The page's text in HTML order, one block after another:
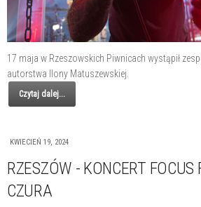
17 maja w Rzeszowskich Piwnicach wystąpił
autorstwa Ilony Matuszewskiej.
Czytaj dalej...
KWIECIEŃ 19, 2024
RZESZÓW - KONCERT FOCUS
CZURA